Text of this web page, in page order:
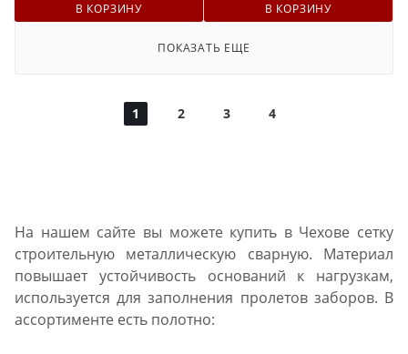
В КОРЗИНУ В КОРЗИНУ
ПОКАЗАТЬ ЕЩЕ
1 2 3 4
На нашем сайте вы можете купить в Чехове сетку
строительную металлическую сварную. Материал
повышает устойчивость оснований к нагрузкам,
используется для заполнения пролетов заборов. В
ассортименте есть полотно: